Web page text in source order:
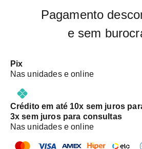
Pagamento
e sem
Pix
Nas unidades e online
Crédito em até 10x sem juros
3x sem juros para consultas
Nas unidades e online